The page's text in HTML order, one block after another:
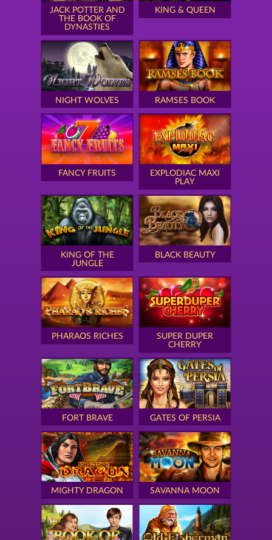
JACK POTTER AND
THE BOOK OF
DYNASTIES
KING & QUEEN
NIGHT WOLVES RAMSES BOOK
FANCY FRUITS
EXPLODIAC MAXI
PLAY
KING OF THE
JUNGLE
BLACK BEAUTY
PHARAOS RICHES
SUPER DUPER
CHERRY
FORT BRAVE GATES OF PERSIA
MIGHTY DRAGON SAVANNA MOON